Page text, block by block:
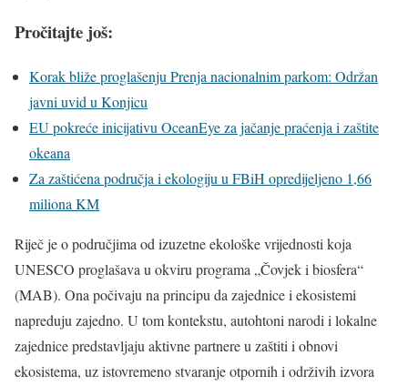
Pročitajte još:
Korak bliže proglašenju Prenja nacionalnim parkom: Održan
javni uvid u Konjicu
EU pokreće inicijativu OceanEye za jačanje praćenja i zaštite
okeana
Za zaštićena područja i ekologiju u FBiH opredijeljeno 1,66
miliona KM
Riječ je o područjima od izuzetne ekološke vrijednosti koja
UNESCO proglašava u okviru programa „Čovjek i biosfera“
(MAB). Ona počivaju na principu da zajednice i ekosistemi
napreduju zajedno. U tom kontekstu, autohtoni narodi i lokalne
zajednice predstavljaju aktivne partnere u zaštiti i obnovi
ekosistema, uz istovremeno stvaranje otpornih i održivih izvora